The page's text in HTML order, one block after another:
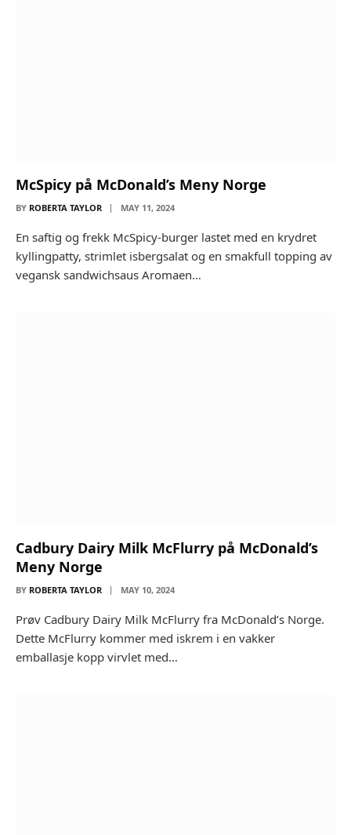
McSpicy på McDonald’s Meny Norge
BY ROBERTA TAYLOR MAY 11, 2024
En saftig og frekk McSpicy-burger lastet med en krydret
kyllingpatty, strimlet isbergsalat og en smakfull topping av
vegansk sandwichsaus Aromaen…
Cadbury Dairy Milk McFlurry på McDonald’s
Meny Norge
BY ROBERTA TAYLOR MAY 10, 2024
Prøv Cadbury Dairy Milk McFlurry fra McDonald’s Norge.
Dette McFlurry kommer med iskrem i en vakker
emballasje kopp virvlet med…